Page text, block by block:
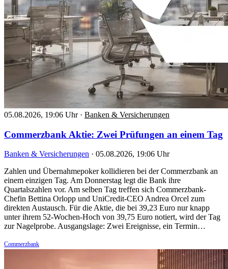
05.08.2026, 19:06 Uhr · Banken & Versicherungen
Commerzbank Aktie: Zwei Prüfungen an einem Tag
Banken & Versicherungen · 05.08.2026, 19:06 Uhr
Zahlen und Übernahmepoker kollidieren bei der Commerzbank an
einem einzigen Tag. Am Donnerstag legt die Bank ihre
Quartalszahlen vor. Am selben Tag treffen sich Commerzbank-
Chefin Bettina Orlopp und UniCredit-CEO Andrea Orcel zum
direkten Austausch. Für die Aktie, die bei 39,23 Euro nur knapp
unter ihrem 52-Wochen-Hoch von 39,75 Euro notiert, wird der Tag
zur Nagelprobe. Ausgangslage: Zwei Ereignisse, ein Termin…
Commerzbank